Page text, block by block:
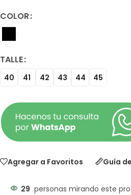
COLOR
TALLE
40 41 42 43 44 45
Agregar a Favoritos Guía
29 personas mirando este